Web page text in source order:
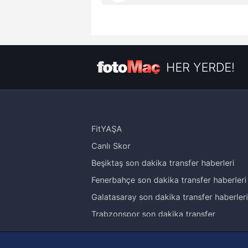
HER YERDE!
FitYAŞA
Canlı Skor
Beşiktaş son dakika transfer haberleri
Fenerbahçe son dakika transfer haberleri
Galatasaray son dakika transfer haberleri
Trabzonspor son dakika transfer